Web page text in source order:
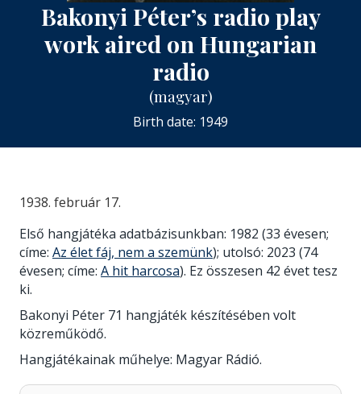
Bakonyi Péter’s radio play
work aired on Hungarian
radio
(magyar)
Birth date: 1949
1938. február 17.
Első hangjátéka adatbázisunkban: 1982 (33 évesen;
címe: Az élet fáj, nem a szemünk); utolsó: 2023 (74
évesen; címe: A hit harcosa). Ez összesen 42 évet tesz
ki.
Bakonyi Péter 71 hangjáték készítésében volt
közreműködő.
Hangjátékainak műhelye: Magyar Rádió.